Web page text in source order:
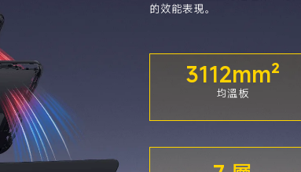
的效能表現。
3112mm²
均溫板